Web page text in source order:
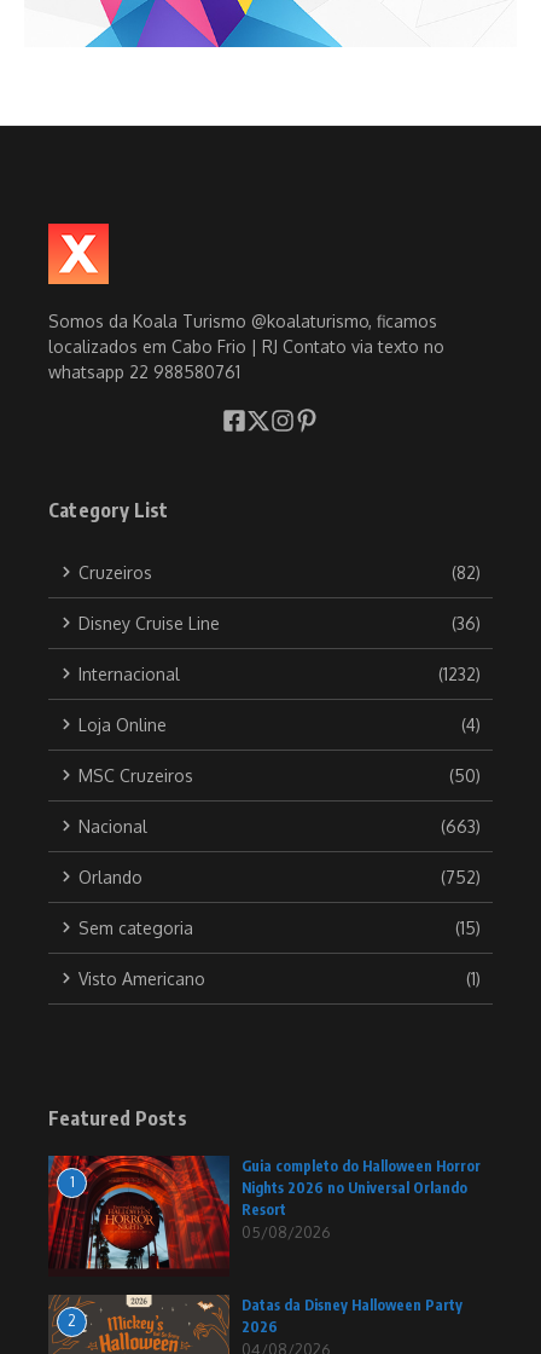
Somos da Koala Turismo @koalaturismo, ficamos
localizados em Cabo Frio | RJ Contato via texto no
whatsapp 22 988580761
Category List
Cruzeiros (82)
Disney Cruise Line (36)
Internacional (1232)
Loja Online (4)
MSC Cruzeiros (50)
Nacional (663)
Orlando (752)
Sem categoria (15)
Visto Americano (1)
Featured Posts
1
Guia completo do Halloween Horror
Nights 2026 no Universal Orlando
Resort
05/08/2026
2
Datas da Disney Halloween Party
2026
04/08/2026